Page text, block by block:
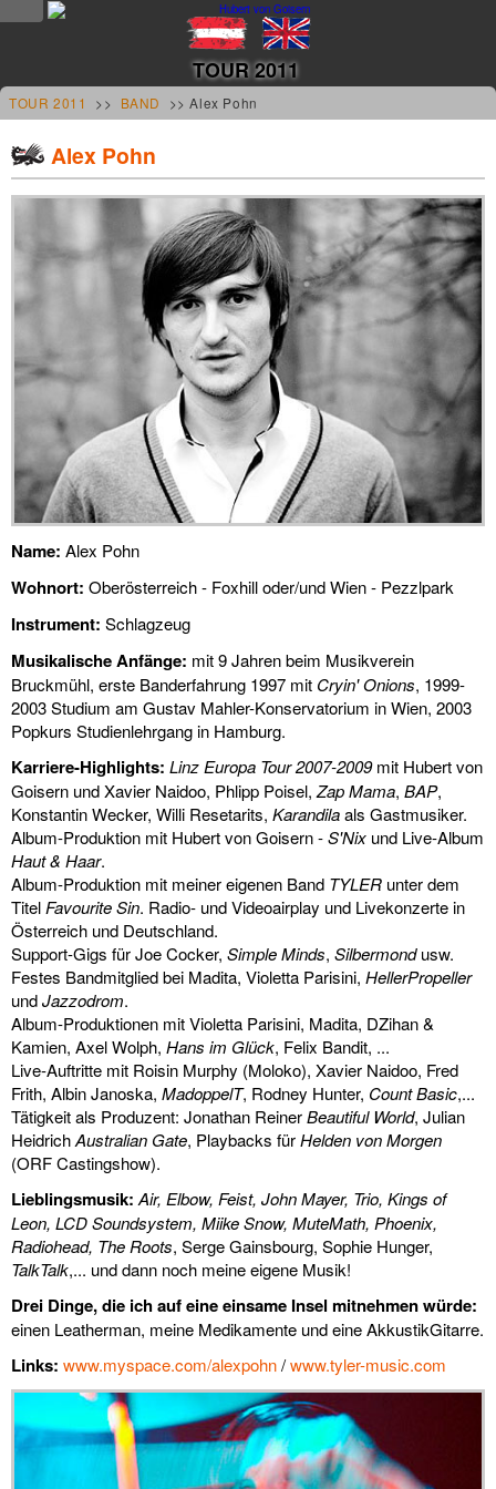
news
updates
tv &
tourplan
MUSIK
alben &
projekte
diskografie
liedtexte
film
kulturpreis
flüchtig
biografie
huberts
schreibtisch
ETC.
vermischtes
links
media
kontakt
Impressum
TOUR 2011
TOUR 2011 >> BAND >> Alex Pohn
Alex Pohn
Name: Alex Pohn
Wohnort: Oberösterreich - Foxhill oder/und Wien - Pezzlpark
Instrument: Schlagzeug
Musikalische Anfänge: mit 9 Jahren beim Musikverein
Bruckmühl, erste Banderfahrung 1997 mit Cryin' Onions, 1999-
2003 Studium am Gustav Mahler-Konservatorium in Wien, 2003
Popkurs Studienlehrgang in Hamburg.
Karriere-Highlights: Linz Europa Tour 2007-2009mit Hubert von
Goisern und Xavier Naidoo, Phlipp Poisel, Zap Mama, BAP,
Konstantin Wecker, Willi Resetarits, Karandilaals Gastmusiker.
Album-Produktion mit Hubert von Goisern -S'Nix und Live-Album
Haut & Haar.
Album-Produktion mit meiner eigenen Band TYLER unter dem
Titel Favourite Sin. Radio- und Videoairplay und Livekonzerte in
Österreich und Deutschland.
Support-Gigs für Joe Cocker, Simple Minds, Silbermondusw.
Festes Bandmitglied bei Madita, Violetta Parisini, HellerPropeller
undJazzodrom.
Album-Produktionen mit Violetta Parisini, Madita, DZihan &
Kamien, Axel Wolph, Hans im Glück, Felix Bandit, ...
Live-Auftritte mit Roisin Murphy (Moloko), Xavier Naidoo, Fred
Frith, Albin Janoska, MadoppelT, Rodney Hunter, Count Basic,...
Tätigkeit als Produzent: Jonathan ReinerBeautiful World, Julian
HeidrichAustralian Gate, Playbacks fürHelden von Morgen
(ORF Castingshow).
Lieblingsmusik: Air, Elbow, Feist, John Mayer, Trio, Kings of
Leon, LCD Soundsystem, Miike Snow, MuteMath, Phoenix,
Radiohead, The Roots, Serge Gainsbourg, Sophie Hunger,
TalkTalk,... und dann noch meine eigene Musik!
Drei Dinge, die ich auf eine einsame Insel mitnehmen würde:
einen Leatherman, meine Medikamente und eine AkkustikGitarre.
Links: www.myspace.com/alexpohn/www.tyler-music.com